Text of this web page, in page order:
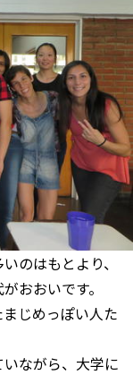
のはもとより、
おおいです。
じめっぽい人た
ながら、大学に